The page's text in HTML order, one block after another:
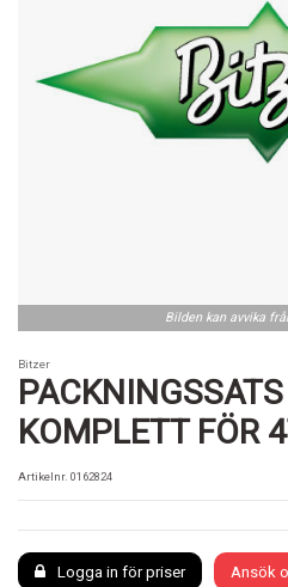
Bilden kan avvika
Bitzer
KOMPLETT FÖR
Artikelnr. 0162824
Logga in för priser Ansök